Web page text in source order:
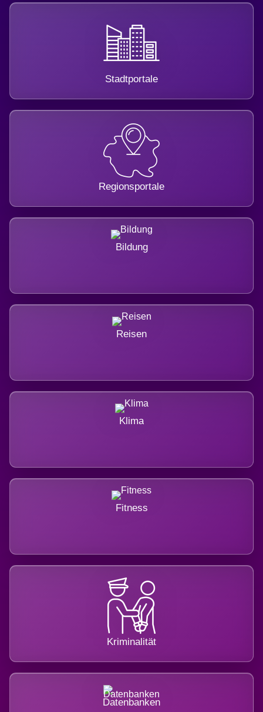
Stadtportale
Regionsportale
Bildung
Reisen
Klima
Fitness
Kriminalität
Datenbanken